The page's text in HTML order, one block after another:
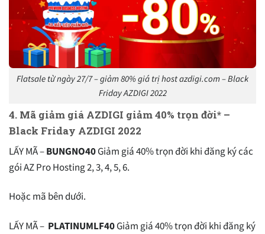
Flatsale từ ngày 27/7 – giảm 80% giá trị host azdigi.com – Black
Friday AZDIGI 2022
4. Mã giảm giá AZDIGI giảm 40% trọn đời* –
Black Friday AZDIGI 2022
LẤY MÃ –BUNGNO40Giảm giá 40% trọn đời khi đăng ký các
gói AZ Pro Hosting 2, 3, 4, 5, 6.
Hoặc mã bên dưới.
LẤY MÃ – PLATINUMLF40Giảm giá 40% trọn đời khi đăng ký